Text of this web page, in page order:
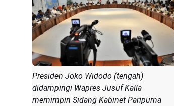
Presiden Joko Widodo (tengah)
didampingi Wapres Jusuf Kalla
memimpin Sidang Kabinet Paripurna